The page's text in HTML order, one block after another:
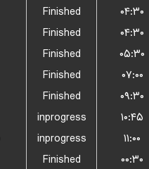
Finished
۰۴:۳۰
Finished
۰۴:۳۰
Finished
۰۵:۳۰
Finished
۰۷:۰۰
Finished
۰۹:۳۰
inprogress
۱۰:۴۵
inprogress
۱۱:۰۰
Finished
۰۰:۳۰